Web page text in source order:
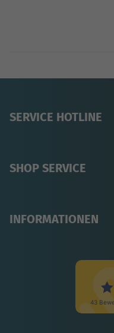
SERVICE HOTLINE
SHOP SERVICE
INFORMATIONEN